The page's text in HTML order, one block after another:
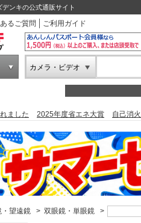
ンキの公式通販サイト
るご質問 ご利用ガイド
カメラ・ビデオ
ました 2025年度省エネ大賞 自己消
・望遠鏡 > 双眼鏡・単眼鏡 >